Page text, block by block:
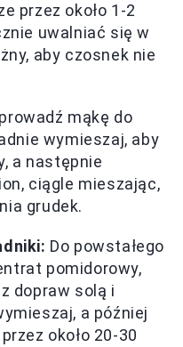
przez około 1-2
uwalniać się w
aby czosnek nie
mąkę do
wymieszaj, aby
a następnie
ciągle mieszając,
grudek.
Do powstałego
pomidorowy,
dopraw solą i
a później
około 20-30